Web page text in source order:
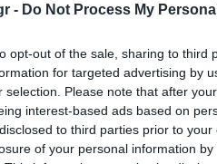
- Do Not Process My
opt-out of the sale, sharing to third
for targeted advertising by
selection. Please note that after
interest-based ads based on
to third parties prior to
of your personal information
τα στοιχεία
δικογραφίες.
λεία των δραστών
καθώς και κοσμήματα
100.000 ευρώ.